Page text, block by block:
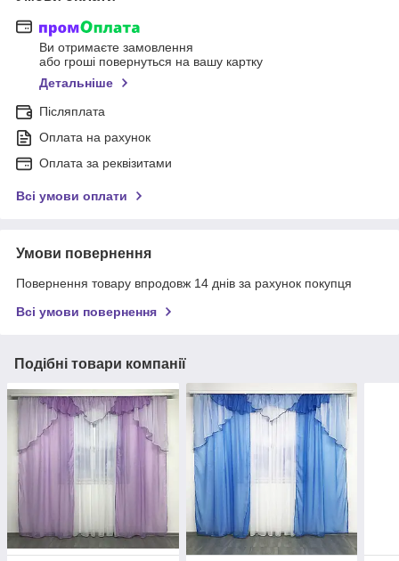
Ви отримаєте замовлення
або гроші повернуться на вашу картку
Детальніше
Післяплата
Оплата на рахунок
Оплата за реквізитами
Всі умови оплати
Умови повернення
Повернення товару впродовж 14 днів за рахунок покупця
Всі умови повернення
Подібні товари компанії